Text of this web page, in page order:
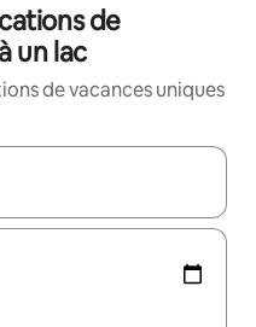
de
un lac
de vacances uniques
utilisez les flèches vers le